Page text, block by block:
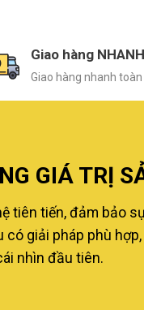
Giao hàng NHANH
Giao hàng nhanh
GIÁ TRỊ
tiên tiến, đảm bảo
giải pháp phù
nhìn đầu tiên.